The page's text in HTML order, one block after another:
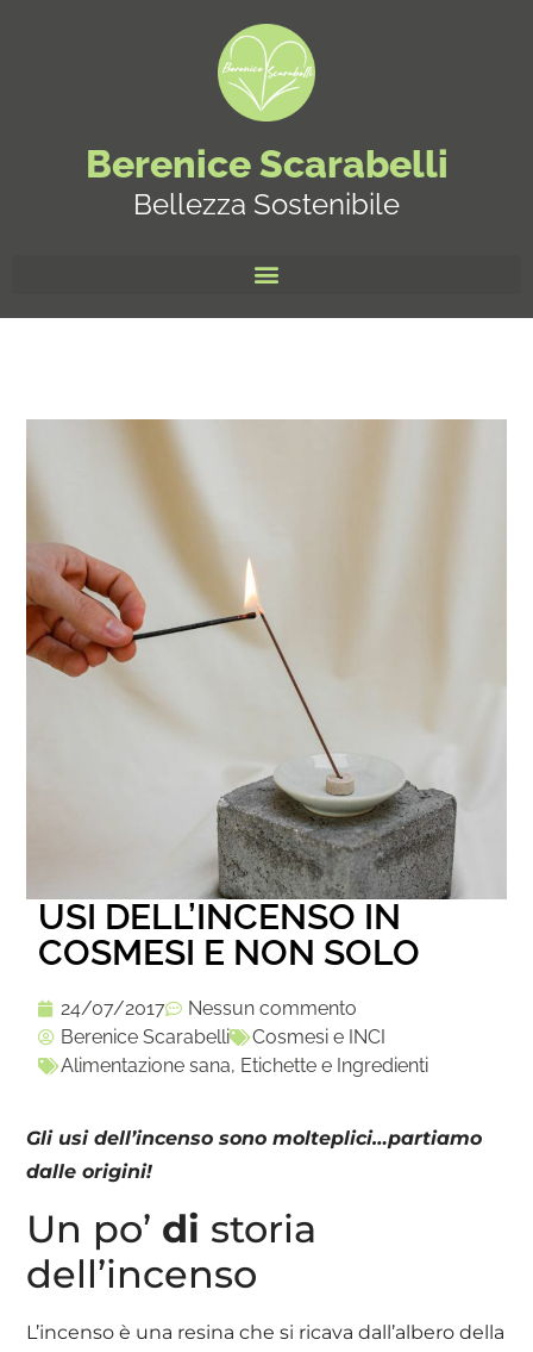
Berenice Scarabelli
Bellezza Sostenibile
USI DELL’INCENSO IN
COSMESI E NON SOLO
24/07/2017
Nessun commento
Berenice Scarabelli
Cosmesi e INCI
Alimentazione sana, Etichette e Ingredienti
Gli usi dell’incenso sono molteplici…partiamo
dalle origini!
Un po’ di storia
dell’incenso
L’incenso è una resina che si ricava dall’albero della